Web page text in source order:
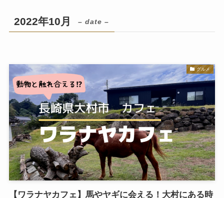
2022年10月 – date –
グルメ
【ワラナヤカフェ】馬やヤギに会える！大村にある時